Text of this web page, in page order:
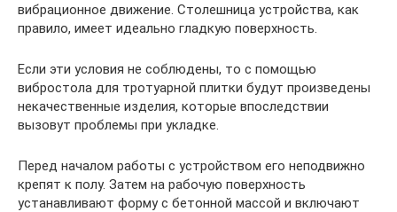
вибрационное движение. Столешница устройства, как
правило, имеет идеально гладкую поверхность.
Если эти условия не соблюдены, то с помощью
вибростола для тротуарной плитки будут произведены
некачественные изделия, которые впоследствии
вызовут проблемы при укладке.
Перед началом работы с устройством его неподвижно
крепят к полу. Затем на рабочую поверхность
устанавливают форму с бетонной массой и включают